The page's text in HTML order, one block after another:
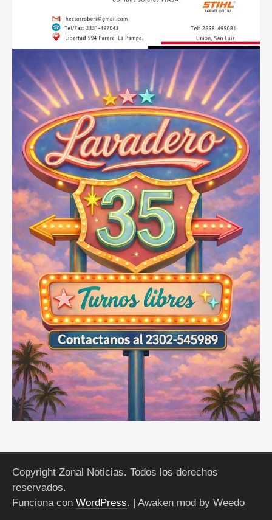
Copyright Zonal Noticias. Todos los derechos
reservados.
Funciona con WordPress. | Awaken mod by Weedo